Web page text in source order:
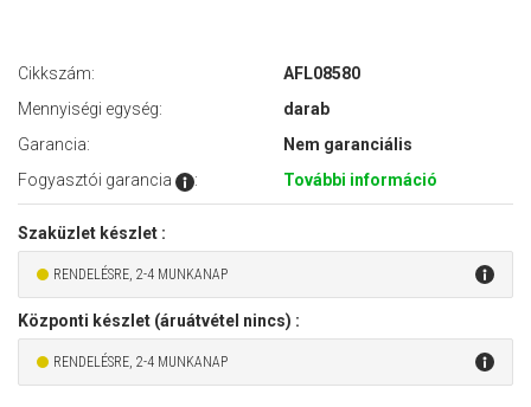
Cikkszám:
AFL08580
Mennyiségi egység:
darab
Garancia:
Nem garanciális
Fogyasztói garancia
: További információ
Szaküzlet készlet :
RENDELÉSRE, 2-4 MUNKANAP
Központi készlet (áruátvétel nincs) :
RENDELÉSRE, 2-4 MUNKANAP